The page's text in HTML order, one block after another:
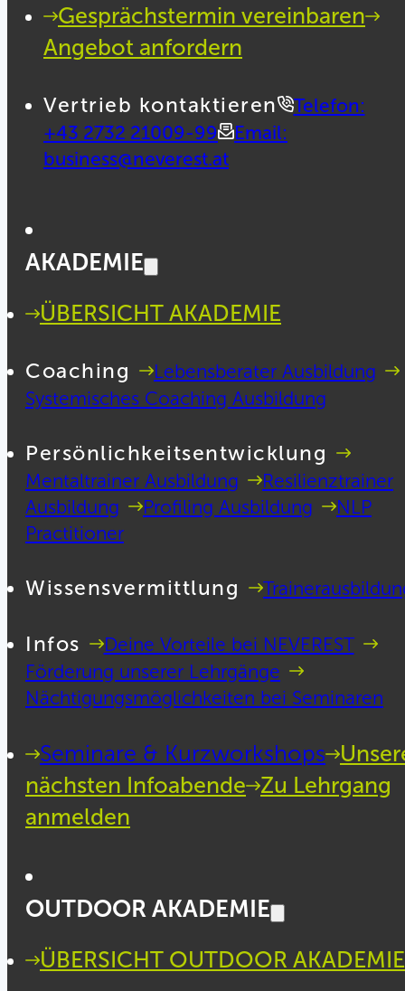
Gesprächstermin vereinbaren
Angebot anfordern
Vertrieb kontaktieren
Telefon:
+43 2732 21009-99
Email:
business@neverest.at
AKADEMIE
ÜBERSICHT AKADEMIE
Coaching
Lebensberater Ausbildung
Systemisches Coaching Ausbildung
Persönlichkeitsentwicklung
Mentaltrainer Ausbildung
Resilienztrainer
Ausbildung
Profiling Ausbildung
NLP
Practitioner
Wissensvermittlung
Infos
Deine Vorteile bei NEVEREST
Förderung unserer Lehrgänge
Nächtigungsmöglichkeiten bei Seminaren
Seminare & Kurzworkshops
nächsten Infoabende Zu Lehrgang
anmelden
OUTDOOR AKADEMIE
ÜBERSICHT OUTDOOR AKADEMIE